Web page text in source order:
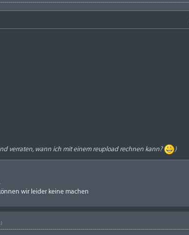
verraten, wann ich mit einem reupload rechnen kann? )
wir leider keine machen
.)